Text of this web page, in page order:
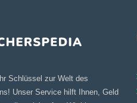
Schlüssel zur Welt des
Unser Service hilft Ihnen, Geld